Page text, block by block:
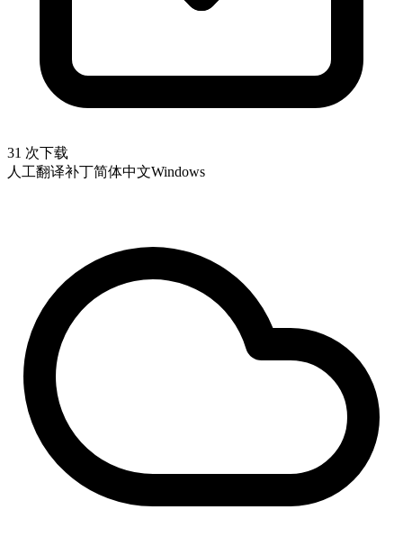
31 次下载
人工翻译补丁简体中文Windows